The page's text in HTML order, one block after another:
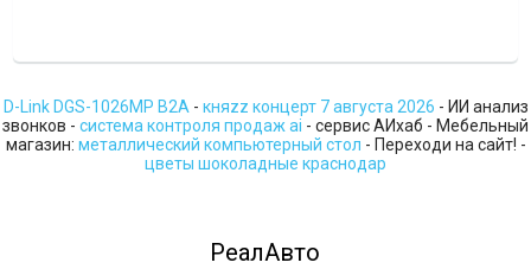
D-Link DGS-1026MP B2A- княzz концерт 7 августа 2026 - ИИ анализ
звонков - система контроля продаж ai - сервис АИхаб - Мебельный
магазин: металлический компьютерный стол - Переходи на сайт! -
цветы шоколадные краснодар
РеалАвто